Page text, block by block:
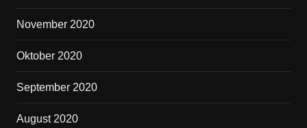
November 2020
Oktober 2020
September 2020
August 2020